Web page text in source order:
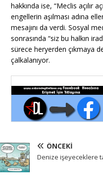
hakkında ise, “Meclis açılır
engellerin aşılması adına
mesajını da verdi. Sosyal
sonrasında “siz bu halkın
sürece heryerden çıkmaya
çalkalanıyor.
ÖNCEKI
Denize işeyeceklere